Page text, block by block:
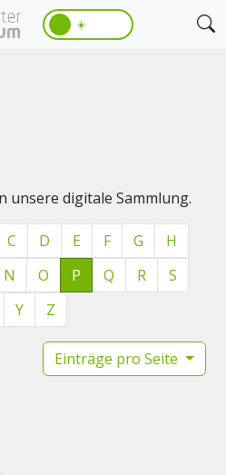
☀️
unsere digitale Sammlung.
C D E F G
H
N O P Q R
S
Y Z
Einträge pro Seite